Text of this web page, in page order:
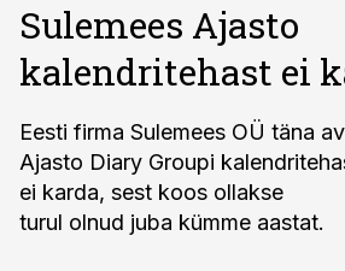
Sulemees Ajasto
kalendritehast ei
Eesti firma Sulemees OÜ täna
Ajasto Diary Groupi
ei karda, sest koos ollakse
turul olnud juba kümme aastat.